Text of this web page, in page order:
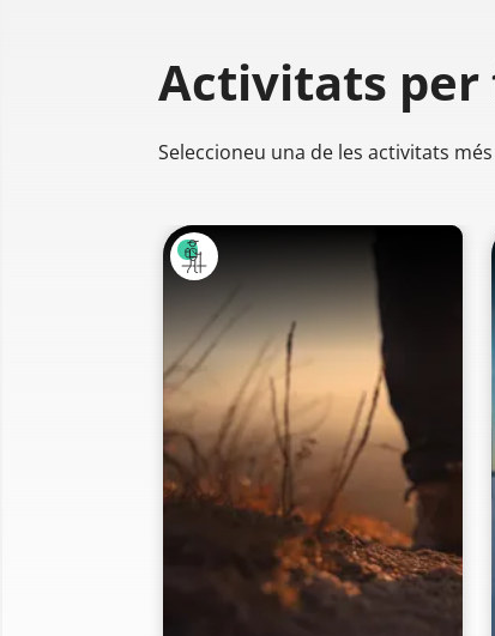
Activitats per
Seleccioneu una de les activitats